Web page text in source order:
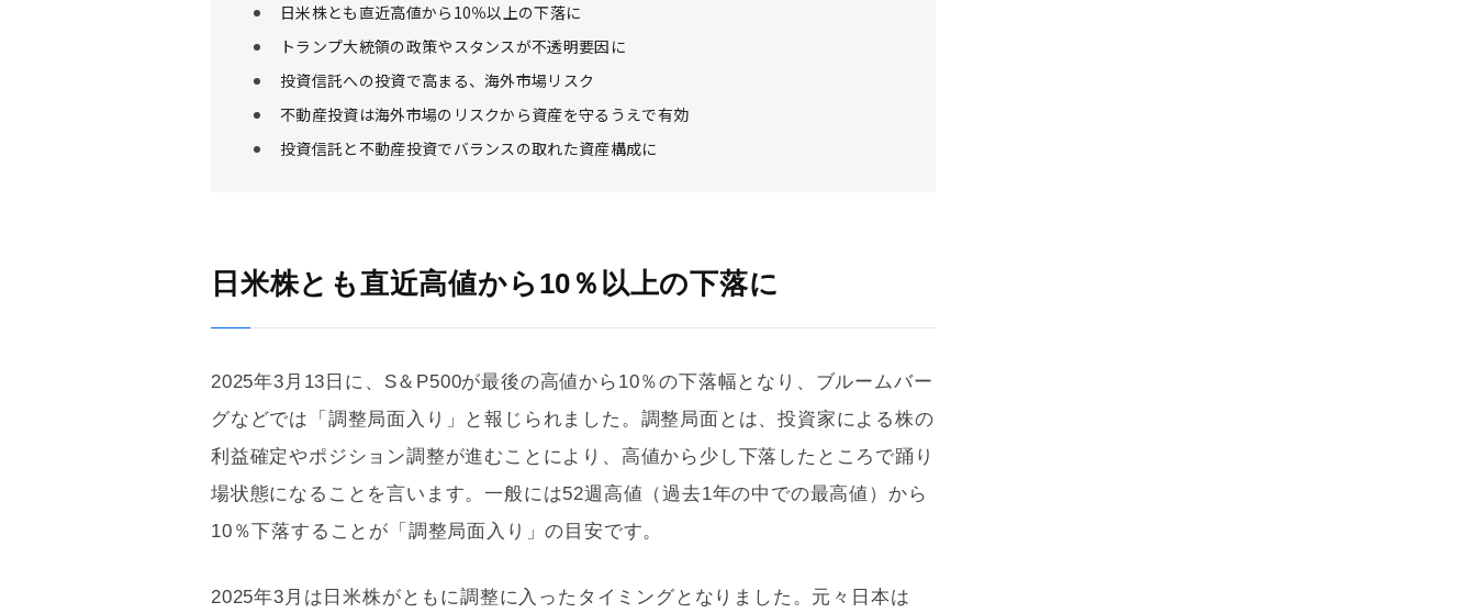
日米株とも直近高値から10％以上の下落に
トランプ大統領の政策やスタンスが不透明要因に
投資信託への投資で高まる、海外市場リスク
不動産投資は海外市場のリスクから資産を守るうえで有効
投資信託と不動産投資でバランスの取れた資産構成に
日米株とも直近高値から10％以上の下落に
2025年3月13日に、S＆P500が最後の高値から10％の下落幅となり、ブルームバー
グなどでは「調整局面入り」と報じられました。調整局面とは、投資家による株の
利益確定やポジション調整が進むことにより、高値から少し下落したところで踊り
場状態になることを言います。一般には52週高値（過去1年の中での最高値）から
10％下落することが「調整局面入り」の目安です。
2025年3月は日米株がともに調整に入ったタイミングとなりました。元々日本は